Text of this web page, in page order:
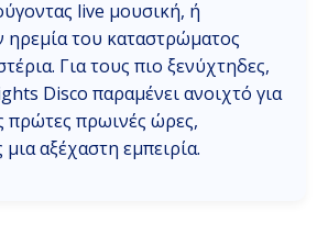
live μουσική, ή
ηρεμία του καταστρώματος
Για τους πιο ξενύχτηδες,
Disco παραμένει ανοιχτό για
πρώτες πρωινές ώρες,
αξέχαστη εμπειρία.